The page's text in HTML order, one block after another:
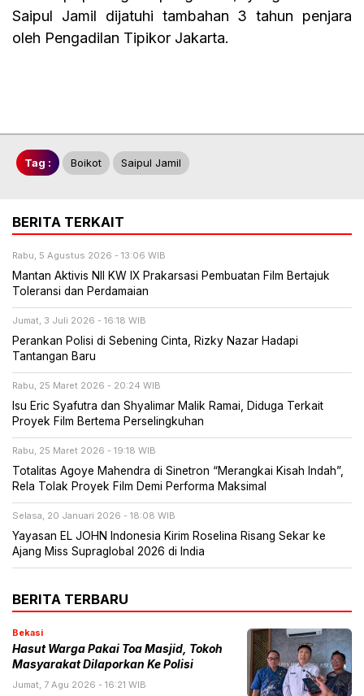
Saipul Jamil dijatuhi tambahan 3 tahun penjara
oleh Pengadilan Tipikor Jakarta.
Tag : Boikot Saipul Jamil
BERITA TERKAIT
Rabu, 5 Agustus 2026 - 13:06 WIB
Mantan Aktivis NII KW IX Prakarsasi Pembuatan Film Bertajuk
Toleransi dan Perdamaian
Jumat, 3 Juli 2026 - 16:18 WIB
Perankan Polisi di Sebening Cinta, Rizky Nazar Hadapi
Tantangan Baru
Rabu, 25 Maret 2026 - 20:24 WIB
Isu Eric Syafutra dan Shyalimar Malik Ramai, Diduga Terkait
Proyek Film Bertema Perselingkuhan
Rabu, 25 Maret 2026 - 19:18 WIB
Totalitas Agoye Mahendra di Sinetron “Merangkai Kisah Indah”,
Rela Tolak Proyek Film Demi Performa Maksimal
Selasa, 20 Januari 2026 - 18:08 WIB
Yayasan EL JOHN Indonesia Kirim Roselina Risang Sekar ke
Ajang Miss Supraglobal 2026 di India
BERITA TERBARU
Bekasi
Hasut Warga Pakai Toa Masjid, Tokoh
Masyarakat Dilaporkan Ke Polisi
Jumat, 7 Agu 2026 - 16:21 WIB